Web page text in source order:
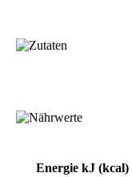
Energie kJ (kcal)